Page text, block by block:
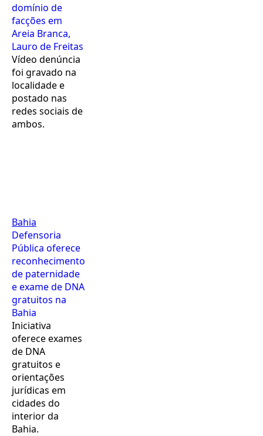
domínio de
facções em
Areia Branca,
Lauro de Freitas
Vídeo denúncia
foi gravado na
localidade e
postado nas
redes sociais de
ambos.
Bahia
Defensoria
Pública oferece
reconhecimento
de paternidade
e exame de DNA
gratuitos na
Bahia
Iniciativa
oferece exames
de DNA
gratuitos e
orientações
jurídicas em
cidades do
interior da
Bahia.